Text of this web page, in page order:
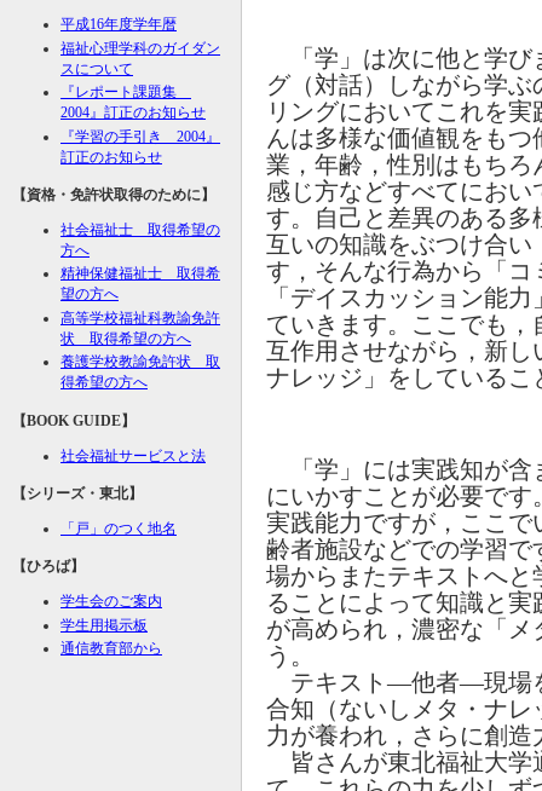
平成16年度学年暦
福祉心理学科のガイダン
スについて
『レポート課題集
2004』訂正のお知らせ
『学習の手引き 2004』
訂正のお知らせ
【資格・免許状取得のために】
社会福祉士 取得希望の
方へ
精神保健福祉士 取得希
望の方へ
高等学校福祉科教諭免許
状 取得希望の方へ
養護学校教諭免許状 取
得希望の方へ
【BOOK GUIDE】
社会福祉サービスと法
【シリーズ・東北】
「戸」のつく地名
【ひろば】
学生会のご案内
学生用掲示板
通信教育部から
「学」は次に他と学び
グ（対話）しながら学
リングにおいてこれを
んは多様な価値観をも
業，年齢，性別はもち
感じ方などすべてにお
す。自己と差異のある
互いの知識をぶつけ合
す，そんな行為から「
「デイスカッション能
ていきます。ここでも
互作用させながら，新
ナレッジ」をしているこ
「学」には実践知が含
にいかすことが必要で
実践能力ですが，ここ
齢者施設などでの学習
場からまたテキストへ
ることによって知識と
が高められ，濃密な「
う。
テキスト—他者—現場
合知（ないしメタ・ナ
力が養われ，さらに創
皆さんが東北福祉大学